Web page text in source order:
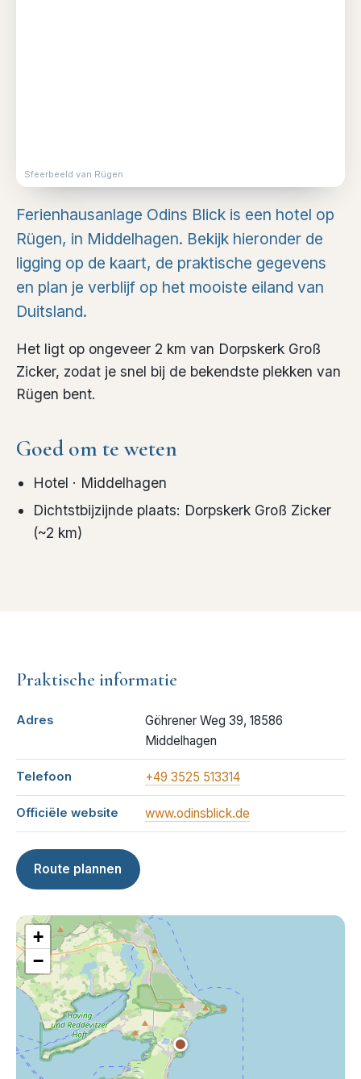
Sfeerbeeld van Rügen
Ferienhausanlage Odins Blick is een hotel op
Rügen, in Middelhagen. Bekijk hieronder de
ligging op de kaart, de praktische gegevens
en plan je verblijf op het mooiste eiland van
Duitsland.
Het ligt op ongeveer 2 km van Dorpskerk Groß
Zicker, zodat je snel bij de bekendste plekken van
Rügen bent.
Goed om te weten
Hotel · Middelhagen
Dichtstbijzijnde plaats: Dorpskerk Groß Zicker
(~2 km)
Praktische informatie
Adres
Göhrener Weg 39, 18586
Middelhagen
Telefoon +49 3525 513314
Officiële website www.odinsblick.de
Route plannen
+
−